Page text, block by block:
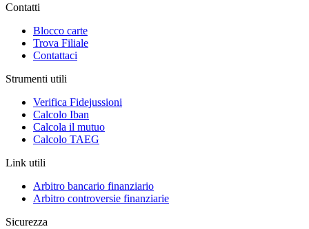
Contatti
Blocco carte
Trova Filiale
Contattaci
Strumenti utili
Verifica Fidejussioni
Calcolo Iban
Calcola il mutuo
Calcolo TAEG
Link utili
Arbitro bancario finanziario
Arbitro controversie finanziarie
Sicurezza